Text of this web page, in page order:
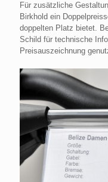
Für zusätzliche
Birkhold ein
doppelten Platz bietet.
Schild für technische
Preisauszeichnung